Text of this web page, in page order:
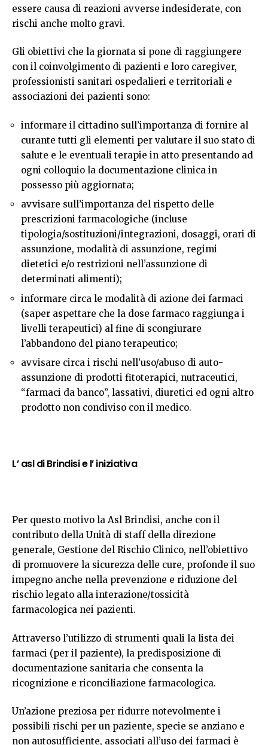
essere causa di reazioni avverse indesiderate, con
rischi anche molto gravi.
Gli obiettivi che la giornata si pone di raggiungere
con il coinvolgimento di pazienti e loro caregiver,
professionisti sanitari ospedalieri e territoriali e
associazioni dei pazienti sono:
informare il cittadino sull’importanza di fornire al
curante tutti gli elementi per valutare il suo stato di
salute e le eventuali terapie in atto presentando ad
ogni colloquio la documentazione clinica in
possesso più aggiornata;
avvisare sull’importanza del rispetto delle
prescrizioni farmacologiche (incluse
tipologia/sostituzioni/integrazioni, dosaggi, orari di
assunzione, modalità di assunzione, regimi
dietetici e/o restrizioni nell’assunzione di
determinati alimenti);
informare circa le modalità di azione dei farmaci
(saper aspettare che la dose farmaco raggiunga i
livelli terapeutici) al fine di scongiurare
l’abbandono del piano terapeutico;
avvisare circa i rischi nell’uso/abuso di auto-
assunzione di prodotti fitoterapici, nutraceutici,
“farmaci da banco”, lassativi, diuretici ed ogni altro
prodotto non condiviso con il medico.
L’ asl di Brindisi e l’ iniziativa
Per questo motivo la Asl Brindisi, anche con il
contributo della Unità di staff della direzione
generale, Gestione del Rischio Clinico, nell’obiettivo
di promuovere la sicurezza delle cure, profonde il suo
impegno anche nella prevenzione e riduzione del
rischio legato alla interazione/tossicità
farmacologica nei pazienti.
Attraverso l’utilizzo di strumenti quali la lista dei
farmaci (per il paziente), la predisposizione di
documentazione sanitaria che consenta la
ricognizione e riconciliazione farmacologica.
Un’azione preziosa per ridurre notevolmente i
possibili rischi per un paziente, specie se anziano e
non autosufficiente, associati all’uso dei farmaci è